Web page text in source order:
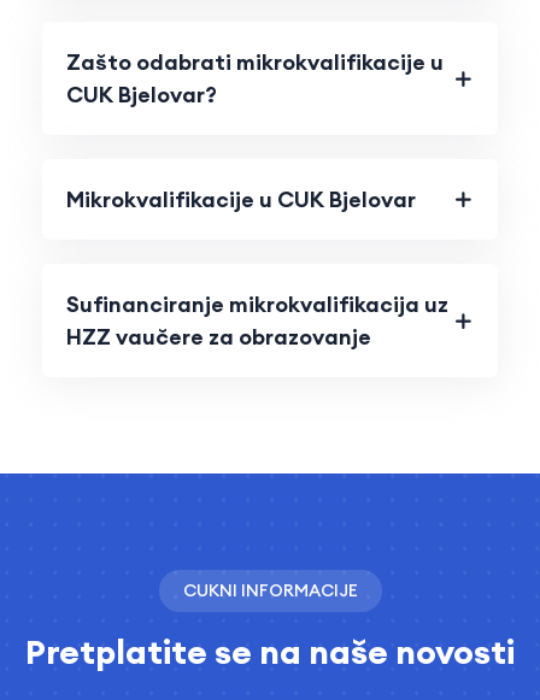
Zašto odabrati mikrokvalifikacije u
CUK Bjelovar?
Mikrokvalifikacije u CUK Bjelovar
Sufinanciranje mikrokvalifikacija uz
HZZ vaučere za obrazovanje
CUKNI INFORMACIJE
Pretplatite se na naše novosti